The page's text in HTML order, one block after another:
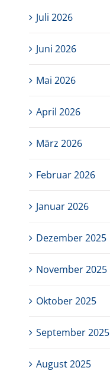
Juli 2026
Juni 2026
Mai 2026
April 2026
März 2026
Februar 2026
Januar 2026
Dezember 2025
November 2025
Oktober 2025
September 2025
August 2025